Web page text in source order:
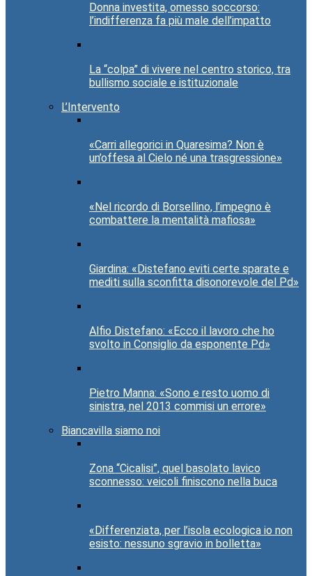
Donna investita, omesso soccorso:
l’indifferenza fa più male dell’impatto
La “colpa” di vivere nel centro storico, tra
bullismo sociale e istituzionale
L’Intervento
«Carri allegorici in Quaresima? Non è
un’offesa al Cielo né una trasgressione»
«Nel ricordo di Borsellino, l’impegno è
combattere la mentalità mafiosa»
Giardina: «Distefano eviti certe sparate e
mediti sulla sconfitta disonorevole del Pd»
Alfio Distefano: «Ecco il lavoro che ho
svolto in Consiglio da esponente Pd»
Pietro Manna: «Sono e resto uomo di
sinistra, nel 2013 commisi un errore»
Biancavilla siamo noi
Zona “Cicalisi”, quel basolato lavico
sconnesso: veicoli finiscono nella buca
«Differenziata, per l’isola ecologica io non
esisto: nessuno sgravio in bolletta»